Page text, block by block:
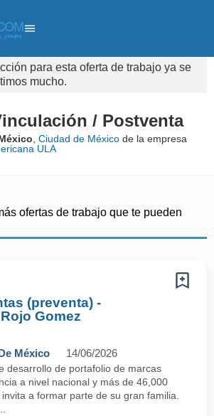
para esta oferta de trabajo ya se
mucho.
/ Postventa
Ciudad de México de la empresa
ULA
ofertas de trabajo que te pueden
(preventa) -
Gomez
México 14/06/2026
desarrollo de portafolio de marcas
a nivel nacional y más de 46,000
a formar parte de su gran familia.